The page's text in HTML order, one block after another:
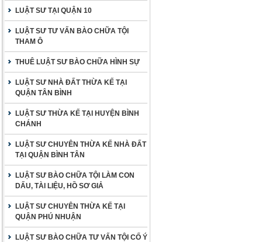
LUẬT SƯ TẠI QUẬN 10
LUẬT SƯ TƯ VẤN BÀO CHỮA TỘI
THAM Ô
THUÊ LUẬT SƯ BÀO CHỮA HÌNH SỰ
LUẬT SƯ NHÀ ĐẤT THỪA KẾ TẠI
QUẬN TÂN BÌNH
LUẬT SƯ THỪA KẾ TẠI HUYỆN BÌNH
CHÁNH
LUẬT SƯ CHUYÊN THỪA KẾ NHÀ ĐẤT
TẠI QUẬN BÌNH TÂN
LUẬT SƯ BÀO CHỮA TỘI LÀM CON
DẤU, TÀI LIỆU, HỒ SƠ GIẢ
LUẬT SƯ CHUYÊN THỪA KẾ TẠI
QUẬN PHÚ NHUẬN
LUẬT SƯ BÀO CHỮA TƯ VẤN TỘI CỐ Ý